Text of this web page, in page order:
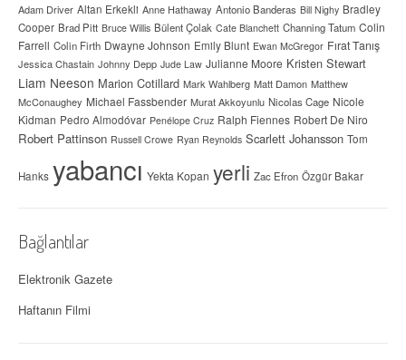
Adam Driver Altan Erkekli Anne Hathaway Antonio Banderas Bill Nighy Bradley
Cooper Brad Pitt Bruce Willis Bülent Çolak Cate Blanchett Channing Tatum Colin
Farrell Colin Firth Dwayne Johnson Emily Blunt Ewan McGregor Fırat Tanış
Jessica Chastain Johnny Depp Jude Law Julianne Moore Kristen Stewart
Liam Neeson Marion Cotillard Mark Wahlberg Matt Damon Matthew
McConaughey Michael Fassbender Murat Akkoyunlu Nicolas Cage Nicole
Kidman Pedro Almodóvar Penélope Cruz Ralph Fiennes Robert De Niro
Robert Pattinson Russell Crowe Ryan Reynolds Scarlett Johansson Tom
Hanks yabancı Yekta Kopan yerli Zac Efron Özgür Bakar
Bağlantılar
Elektronik Gazete
Haftanın Filmi